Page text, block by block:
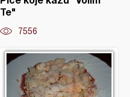
Te"
7556